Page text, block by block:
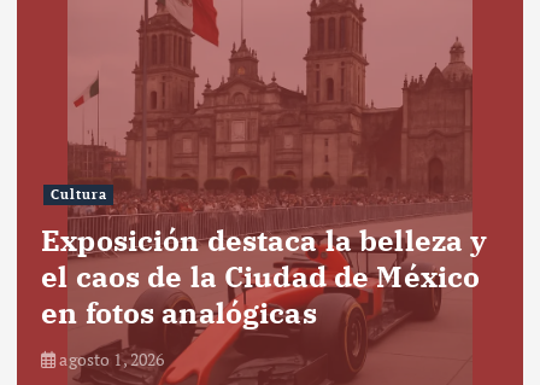
Cultura
Exposición destaca la belleza y
el caos de la Ciudad de México
en fotos analógicas
agosto 1, 2026